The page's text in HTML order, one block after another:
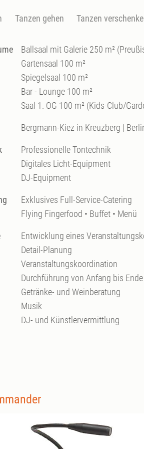
Tanzen gehen Tanzen
Ballsaal mit Galerie 250 m²
Gartensaal 100 m²
Spiegelsaal 100 m²
Bar - Lounge 100 m²
Saal 1. OG 100 m² (Kids-Club/
Bergmann-Kiez in Kreuzberg |
Professionelle Tontechnik
Digitales Licht-Equipment
DJ-Equipment
Exklusives Full-Service-Catering
Flying Fingerfood • Buffet • Menü
Entwicklung eines
Detail-Planung
Veranstaltungskoordination
Durchführung von Anfang bis Ende
Getränke- und Weinberatung
Musik
DJ- und Künstlervermittlung